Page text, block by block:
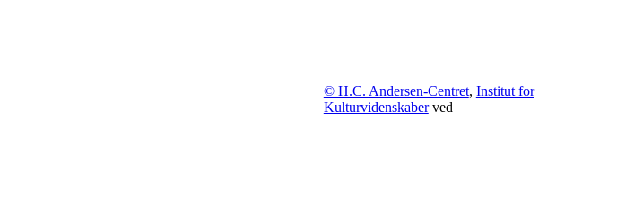
© H.C. Andersen-Centret, Institut for
Kulturvidenskaberved